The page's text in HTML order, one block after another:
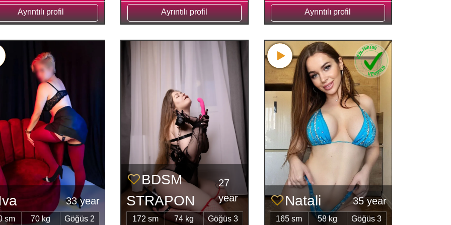
Ayrıntılı profil Ayrıntılı profil Ayrıntılı profil
33 year
sm 70 kg Göğüs 2
BDSM
STRAPON
27
year
172 sm 74 kg Göğüs 3
Natali 35 year
165 sm 58 kg Göğüs 3